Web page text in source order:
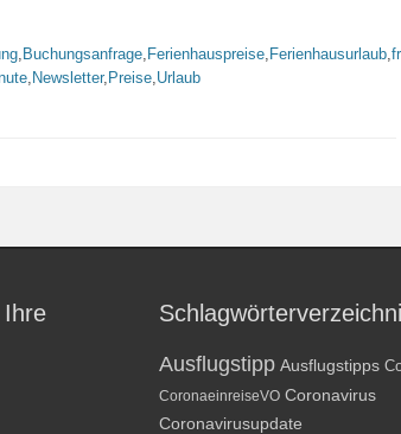
, Buchungsanfrage, Ferienhauspreise, Ferienhausurlaub,
, Newsletter, Preise,Urlaub
Ihre
Ausflugstipp Ausflugstipps
CoronaeinreiseVO Coronavirus
Coronavirusupdate